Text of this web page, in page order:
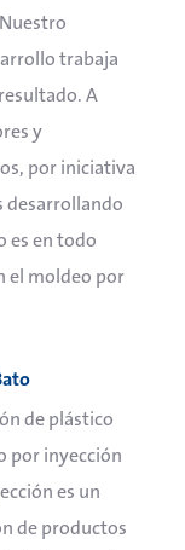
trabaja
A
y
por iniciativa
desarrollando
es en todo
el moldeo por
de plástico
por inyección
es un
de productos